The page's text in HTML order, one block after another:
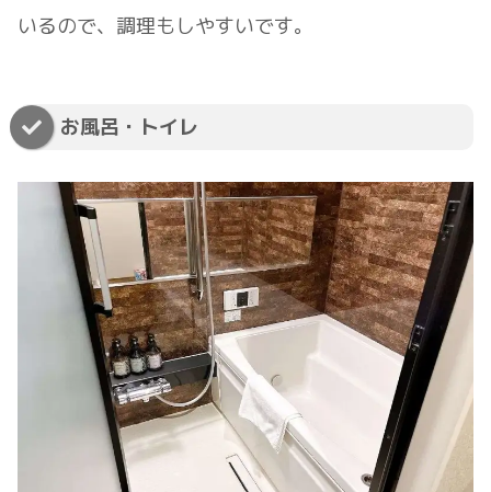
いるので、調理もしやすいです。
お風呂・トイレ